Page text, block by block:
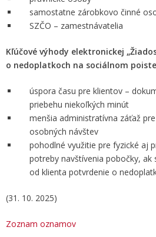
samostatne zárobkovo činné
SZČO – zamestnávatelia
Kľúčové výhody elektronickej
o nedoplatkoch na sociálnom
úspora času pre klientov –
priebehu niekoľkých minút
menšia administratívna záťaž
osobných návštev
pohodlné využitie pre fyzické aj
potreby navštívenia pobočky, ak
od klienta potvrdenie o
(31. 10. 2025)
Zoznam oznamov